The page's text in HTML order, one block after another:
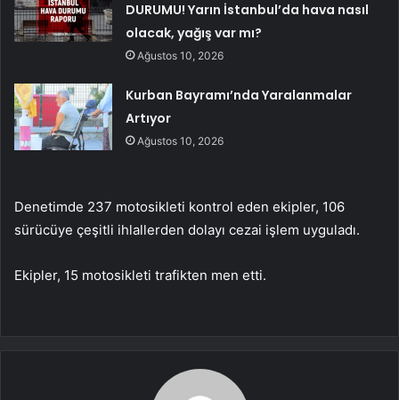
DURUMU! Yarın İstanbul’da hava nasıl
olacak, yağış var mı?
Ağustos 10, 2026
Kurban Bayramı’nda Yaralanmalar
Artıyor
Ağustos 10, 2026
Denetimde 237 motosikleti kontrol eden ekipler, 106
sürücüye çeşitli ihlallerden dolayı cezai işlem uyguladı.
Ekipler, 15 motosikleti trafikten men etti.